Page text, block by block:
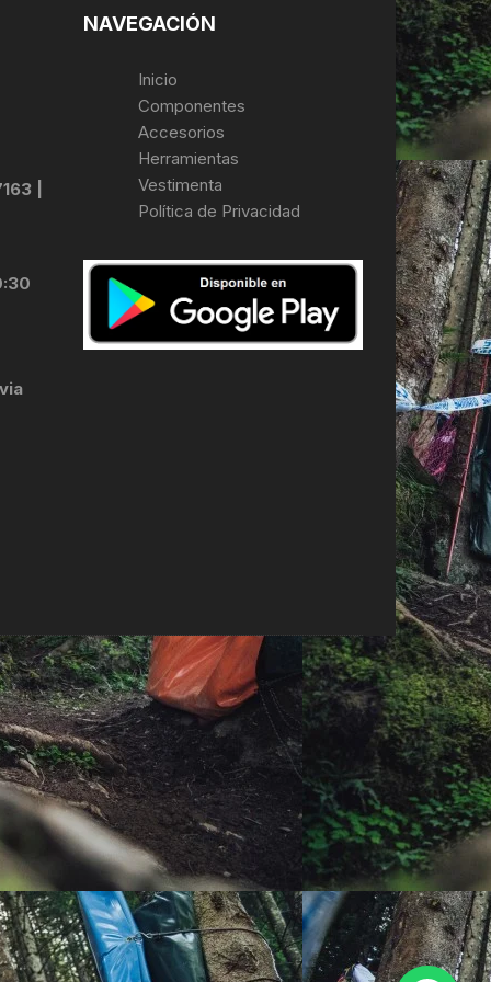
|
NAVEGACIÓN
Inicio
Componentes
Accesorios
Herramientas
Vestimenta
Política de Privacidad